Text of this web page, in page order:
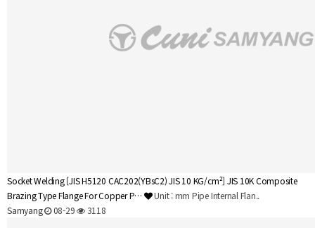
Socket Welding[JIS H5120 CAC202(YBsC2) JIS 10 KG/cm²] JIS 10K Composite
Brazing Type Flange For Copper P…
Unit : mm Pipe Internal Flan..
Samyang
08-29 3118